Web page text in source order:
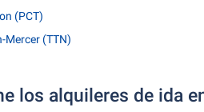
(PCT)
Mercer (TTN)
los alquileres de ida